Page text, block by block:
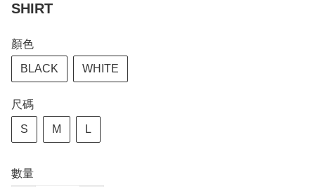
SHIRT
顏色
BLACK WHITE
尺碼
S M L
數量